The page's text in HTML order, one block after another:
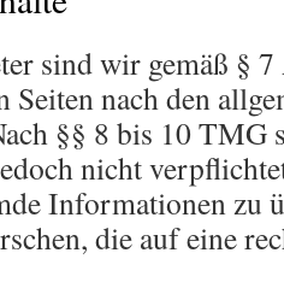
sind wir gemäß §
Seiten nach den
§§ 8 bis 10 TMG
nicht
Informationen zu
die auf eine